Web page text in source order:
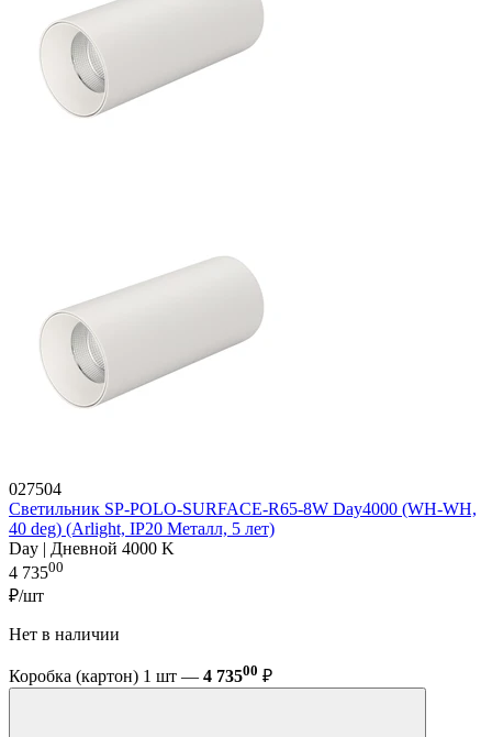
027504
Светильник SP-POLO-SURFACE-R65-8W Day4000 (WH-WH,
40 deg) (Arlight, IP20 Металл, 5 лет)
Day | Дневной 4000 K
4 73500
₽/шт
Нет в наличии
Коробка (картон) 1 шт — 4 73500 ₽